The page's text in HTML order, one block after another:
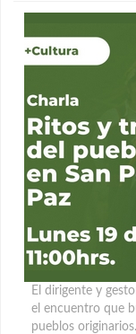
El dirigente y
el encuentro que
pueblos originarios.